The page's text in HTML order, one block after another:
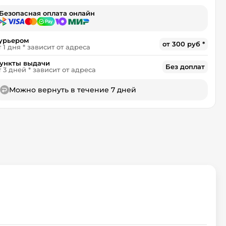
Безопасная оплата онлайн
1 дня * зависит от адреса
от 300 руб *
выдачи
3 дней * зависит от адреса
Без доплат
Можно вернуть в течение 7 дней